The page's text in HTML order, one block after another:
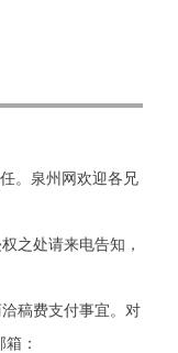
。泉州网欢迎各兄
之处请来电告知，
稿费支付事宜。对
：